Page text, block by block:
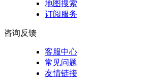
地图搜索
订阅服务
咨询反馈
客服中心
常见问题
友情链接